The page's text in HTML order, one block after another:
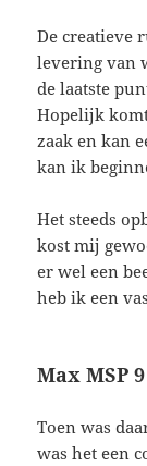
De creatieve
levering van
de laatste
Hopelijk
zaak en kan
kan ik
Het steeds
kost mij
er wel een
heb ik een
Max MSP 9
Toen was
was het een